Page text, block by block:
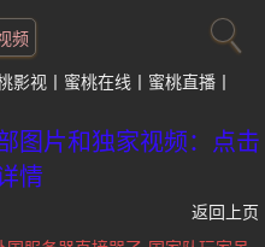
频
影视 蜜桃在线
蜜桃直播
图片和独家视频：点击
情
返回上页